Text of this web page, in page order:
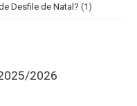
Desfile de Natal? (1)
2026